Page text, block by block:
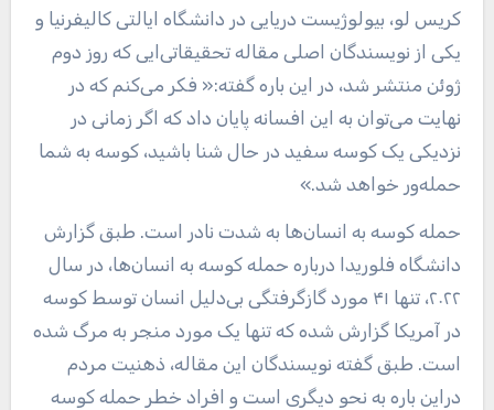
کریس لو، بیولوژیست دریایی در دانشگاه ایالتی کالیفرنیا و
یکی از نویسندگان اصلی مقاله تحقیقاتی‌ایی که روز دوم
ژوئن منتشر شد، در این باره گفته:« فکر می‌کنم که در
نهایت می‌توان به این افسانه پایان داد که اگر زمانی در
نزدیکی یک کوسه سفید در حال شنا باشید، کوسه به شما
حمله‌ور خواهد شد.»
حمله کوسه به انسان‌ها به شدت نادر است. طبق گزارش
دانشگاه فلوریدا درباره حمله کوسه به انسان‌ها، در سال
۲۰۲۲، تنها ۴۱ مورد گازگرفتگی بی‌دلیل انسان توسط کوسه
در آمریکا گزارش شده که تنها یک مورد منجر به مرگ شده
است. طبق گفته نویسندگان این مقاله، ذهنیت مردم
دراین باره به نحو دیگری است و افراد خطر حمله کوسه